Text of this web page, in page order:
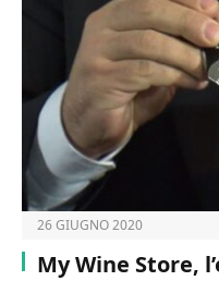
26 GIUGNO 2020
My Wine Store,